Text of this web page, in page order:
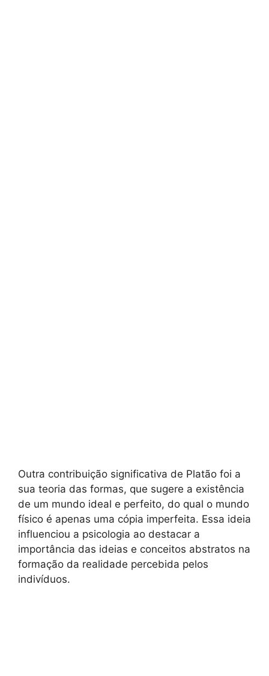
Outra contribuição significativa de Platão foi a
sua teoria das formas, que sugere a existência
de um mundo ideal e perfeito, do qual o mundo
físico é apenas uma cópia imperfeita. Essa ideia
influenciou a psicologia ao destacar a
importância das ideias e conceitos abstratos na
formação da realidade percebida pelos
indivíduos.